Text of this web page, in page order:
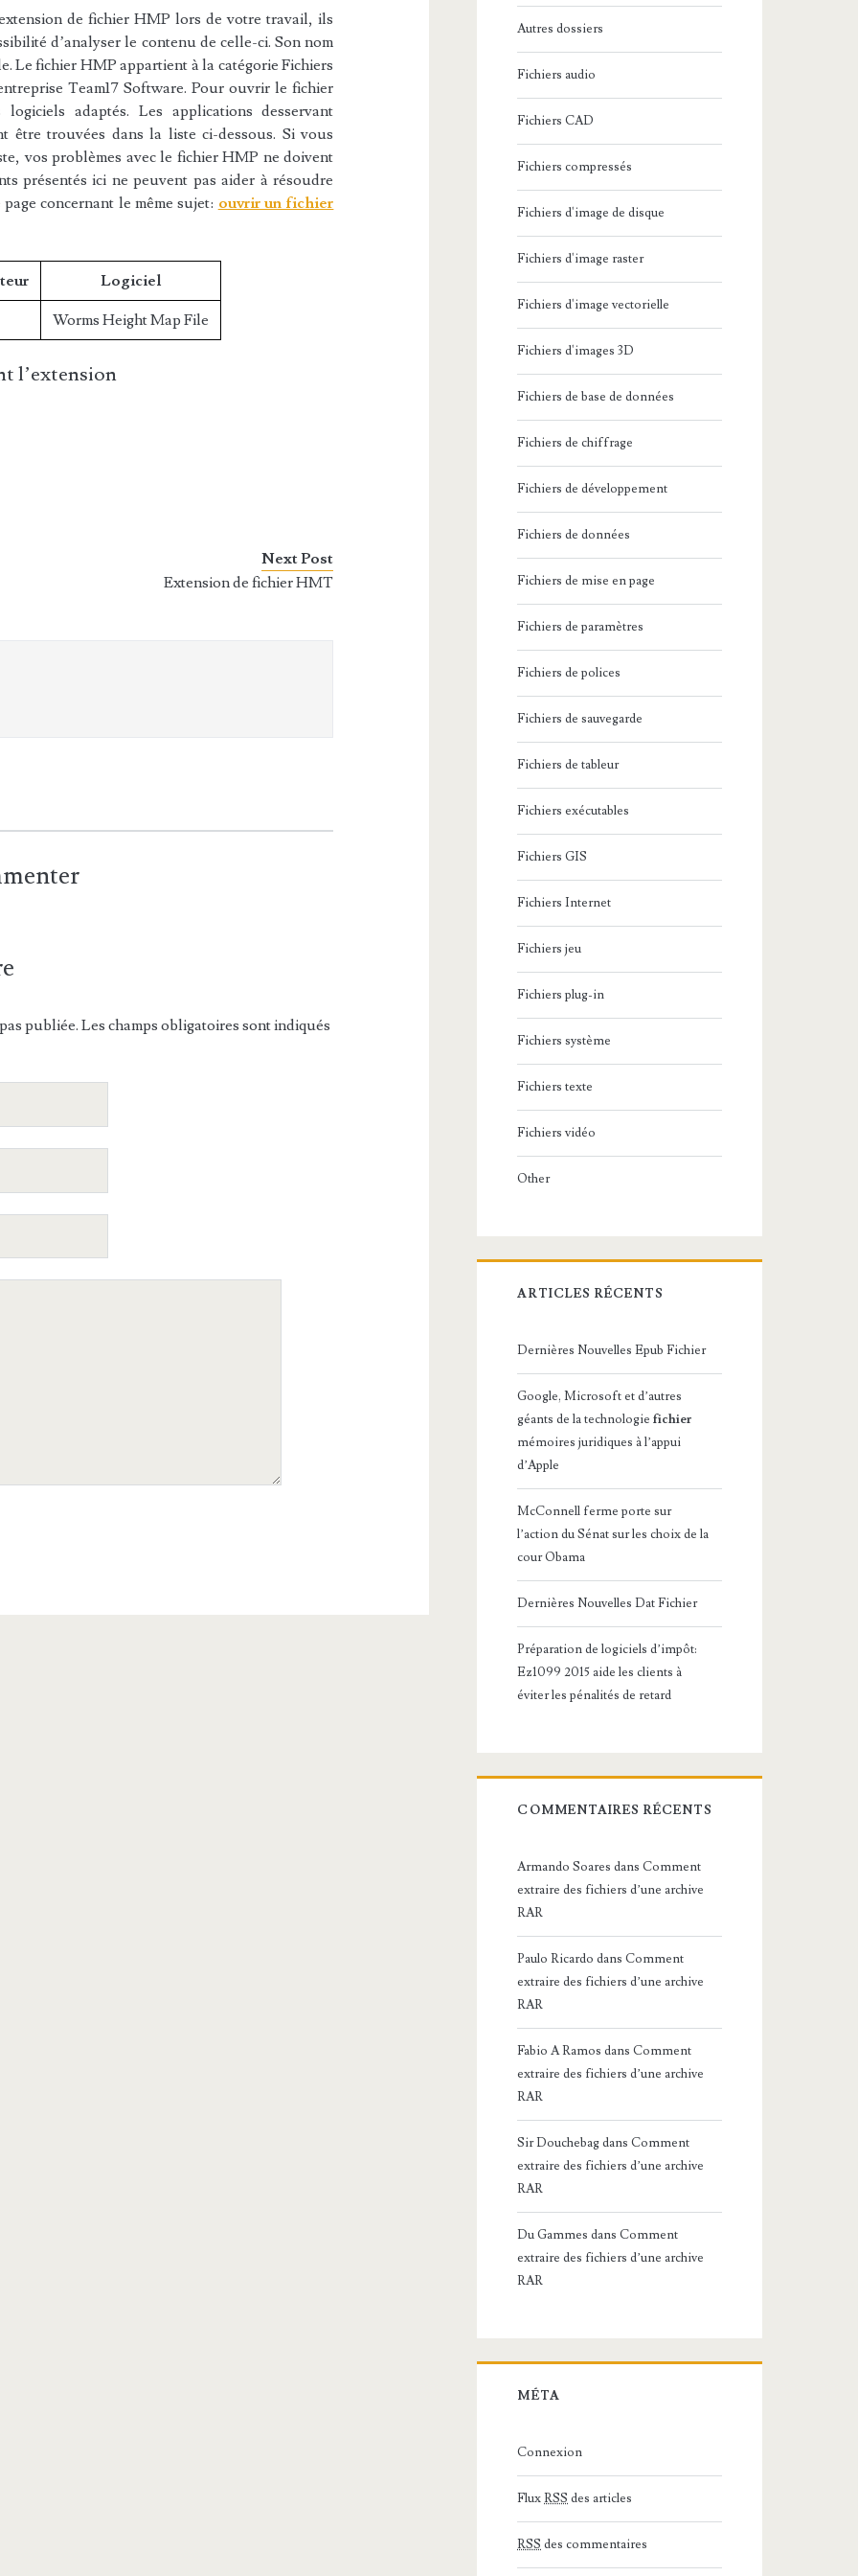
de fichier HMP lors de votre travail, ils
d’analyser le contenu de celle-ci. Son nom
Le fichier HMP appartient à la catégorie Fichiers
Team17 Software. Pour ouvrir le fichier
adaptés. Les applications desservant
être trouvées dans la liste ci-dessous. Si vous
vos problèmes avec le fichier HMP ne doivent
présentés ici ne peuvent pas aider à résoudre
concernant le même sujet: ouvrir un fichier
Logiciel
Worms Height Map File
l’extension
Next Post
Extension de fichier HMT
publiée. Les champs obligatoires sont indiqués
Autres dossiers
Fichiers audio
Fichiers CAD
Fichiers compressés
Fichiers d'image de disque
Fichiers d'image raster
Fichiers d'image vectorielle
Fichiers d'images 3D
Fichiers de base de données
Fichiers de chiffrage
Fichiers de développement
Fichiers de données
Fichiers de mise en page
Fichiers de paramètres
Fichiers de polices
Fichiers de sauvegarde
Fichiers de tableur
Fichiers exécutables
Fichiers GIS
Fichiers Internet
Fichiers jeu
Fichiers plug-in
Fichiers système
Fichiers texte
Fichiers vidéo
Other
ARTICLES RÉCENTS
Dernières Nouvelles Epub Fichier
Google, Microsoft et d’autres
géants de la technologiefichier
mémoires juridiques à l’appui
d’Apple
McConnell ferme porte sur
l’action du Sénat sur les choix de la
cour Obama
Dernières Nouvelles Dat Fichier
Préparation de logiciels d’impôt:
Ez1099 2015 aide les clients à
éviter les pénalités de retard
COMMENTAIRES RÉCENTS
Armando Soares dansComment
extraire des fichiers d’une archive
RAR
Paulo Ricardo dansComment
extraire des fichiers d’une archive
RAR
Fabio A Ramos dansComment
extraire des fichiers d’une archive
RAR
Sir DouchebagdansComment
extraire des fichiers d’une archive
RAR
Du Gammes dansComment
extraire des fichiers d’une archive
RAR
MÉTA
Connexion
FluxRSS des articles
RSS des commentaires